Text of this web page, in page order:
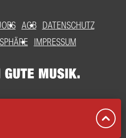
AGB DATENSCHUTZ
IMPRESSUM